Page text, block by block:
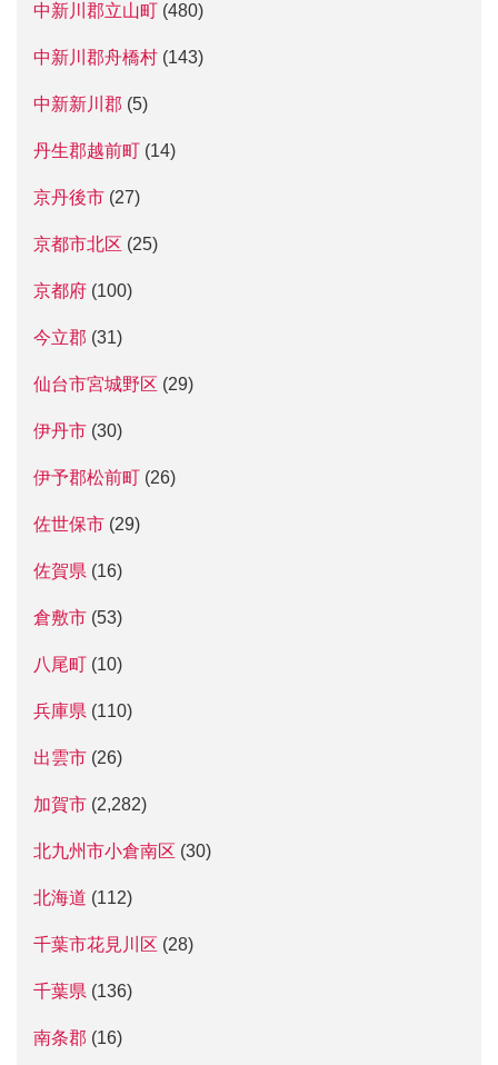
中新川郡立山町 (480)
中新川郡舟橋村 (143)
中新新川郡 (5)
丹生郡越前町 (14)
京丹後市 (27)
京都市北区 (25)
京都府 (100)
今立郡 (31)
仙台市宮城野区 (29)
伊丹市 (30)
伊予郡松前町 (26)
佐世保市 (29)
佐賀県 (16)
倉敷市 (53)
八尾町 (10)
兵庫県 (110)
出雲市 (26)
加賀市 (2,282)
北九州市小倉南区 (30)
北海道 (112)
千葉市花見川区 (28)
千葉県 (136)
南条郡 (16)